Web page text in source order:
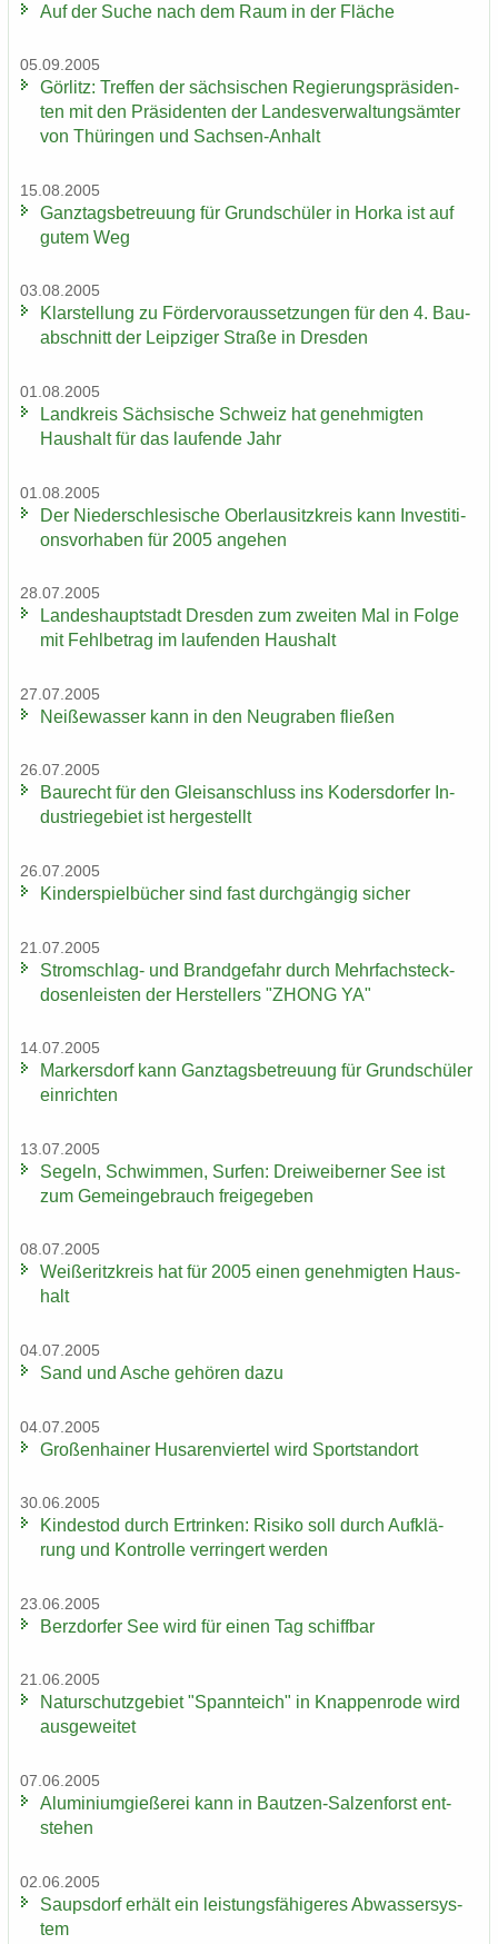
Auf der Suche nach dem Raum in der Flä­che
05.09.2005
Gör­litz: Tref­fen der säch­si­schen Re­gie­rungs­prä­si­den­
ten mit den Prä­si­den­ten der Lan­des­ver­wal­tungs­äm­ter
von Thü­rin­gen und Sachsen-​Anhalt
15.08.2005
Ganz­tags­be­treu­ung für Grund­schü­ler in Horka ist auf
gutem Weg
03.08.2005
Klar­stel­lung zu För­der­vor­aus­set­zun­gen für den 4. Bau­
ab­schnitt der Leip­zi­ger Stra­ße in Dres­den
01.08.2005
Land­kreis Säch­si­sche Schweiz hat ge­neh­mig­ten
Haus­halt für das lau­fen­de Jahr
01.08.2005
Der Nie­der­schle­si­sche Ober­lau­sitz­kreis kann In­ves­ti­ti­
ons­vor­ha­ben für 2005 an­ge­hen
28.07.2005
Lan­des­haupt­stadt Dres­den zum zwei­ten Mal in Folge
mit Fehl­be­trag im lau­fen­den Haus­halt
27.07.2005
Nei­ße­was­ser kann in den Neu­gra­ben flie­ßen
26.07.2005
Bau­recht für den Gleis­an­schluss ins Ko­ders­dor­fer In­
dus­trie­ge­biet ist her­ge­stellt
26.07.2005
Kin­der­spiel­bü­cher sind fast durch­gän­gig si­cher
21.07.2005
Stromschlag-​ und Brand­ge­fahr durch Mehr­fach­steck­
do­sen­leis­ten der Her­stel­lers "ZHONG YA"
14.07.2005
Mar­kers­dorf kann Ganz­tags­be­treu­ung für Grund­schü­ler
ein­rich­ten
13.07.2005
Se­geln, Schwim­men, Sur­fen: Drei­wei­ber­ner See ist
zum Ge­mein­ge­brauch frei­ge­ge­ben
08.07.2005
Wei­ße­ritz­kreis hat für 2005 einen ge­neh­mig­ten Haus­
halt
04.07.2005
Sand und Asche ge­hö­ren dazu
04.07.2005
Gro­ßen­hai­ner Hu­sa­ren­vier­tel wird Sport­stand­ort
30.06.2005
Kin­des­tod durch Er­trin­ken: Ri­si­ko soll durch Auf­klä­
rung und Kon­trol­le ver­rin­gert wer­den
23.06.2005
Berz­dor­fer See wird für einen Tag schiff­bar
21.06.2005
Na­tur­schutz­ge­biet "Spann­teich" in Knap­pen­ro­de wird
aus­ge­wei­tet
07.06.2005
Alu­mi­ni­um­gie­ße­rei kann in Bautzen-​Salzenforst ent­
ste­hen
02.06.2005
Saups­dorf er­hält ein leis­tungs­fä­hi­ge­res Ab­was­ser­sys­
tem